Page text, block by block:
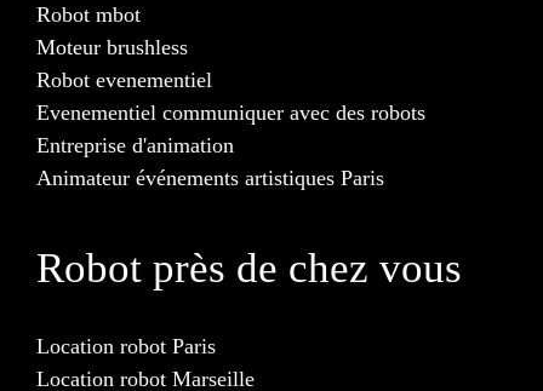
Robot mbot
Moteur brushless
Robot evenementiel
Evenementiel communiquer avec des robots
Entreprise d'animation
Animateur événements artistiques Paris
Robot près de chez vous
Location robot Paris
Location robot Marseille